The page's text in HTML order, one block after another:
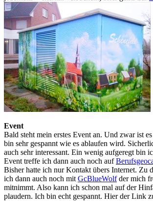
Event
Bald steht mein erstes Event an. Und zwar ist
bin sehr gespannt wie es ablaufen wird.
auch sehr interessant. Ein wenig aufgeregt bin
Event treffe ich dann auch noch auf
Bisher hatte ich nur Kontakt übers Internet. Zu
ich dann auch noch mit GcBlueWolfder mich
mitnimmt. Also kann ich schon mal auf der
plaudern. Ich bin echt gespannt. Hier der Link